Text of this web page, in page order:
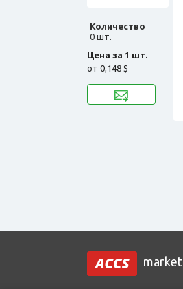
Количество
0 шт.
Цена за 1 шт.
от 0,148 $